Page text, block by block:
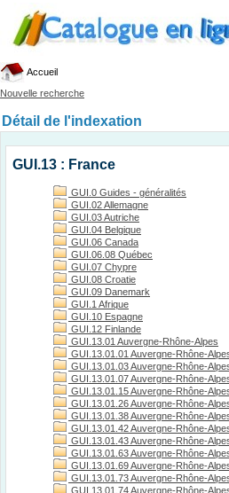
Accueil
Nouvelle recherche
Détail de l'indexation
GUI.13 : France
GUI.0 Guides - généralités
GUI.02 Allemagne
GUI.03 Autriche
GUI.04 Belgique
GUI.06 Canada
GUI.06.08 Québec
GUI.07 Chypre
GUI.08 Croatie
GUI.09 Danemark
GUI.1 Afrique
GUI.10 Espagne
GUI.12 Finlande
GUI.13.01 Auvergne-Rhône-Alpes
GUI.13.01.01 Auvergne-Rhône-
GUI.13.01.03 Auvergne-Rhône-
GUI.13.01.07 Auvergne-Rhône-
GUI.13.01.15 Auvergne-Rhône-
GUI.13.01.26 Auvergne-Rhône-
GUI.13.01.38 Auvergne-Rhône-
GUI.13.01.42 Auvergne-Rhône-
GUI.13.01.43 Auvergne-Rhône-
GUI.13.01.63 Auvergne-Rhône-
GUI.13.01.69 Auvergne-Rhône-
GUI.13.01.73 Auvergne-Rhône-
GUI.13.01.74 Auvergne-Rhône-